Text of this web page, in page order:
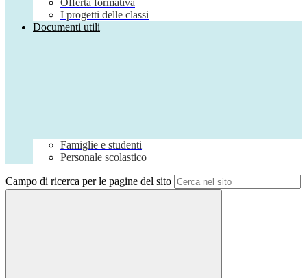
Offerta formativa
I progetti delle classi
Documenti utili
Famiglie e studenti
Personale scolastico
Campo di ricerca per le pagine del sito